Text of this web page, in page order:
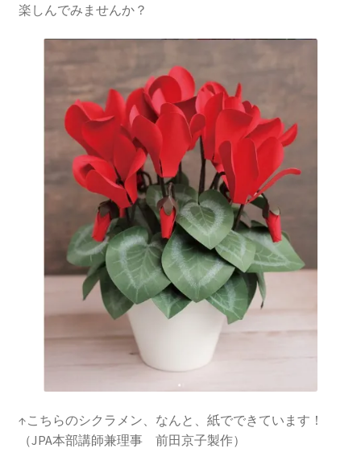
楽しんでみませんか？
↑こちらのシクラメン、なんと、紙でできています！
（JPA本部講師兼理事 前田京子製作）